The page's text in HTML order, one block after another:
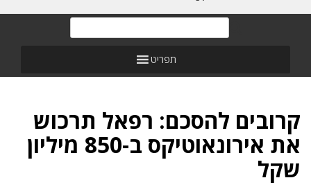
תפריט
קרובים להסכם: רפאל תרכוש
את אירונאוטיקס ב-850 מיליון
שקל